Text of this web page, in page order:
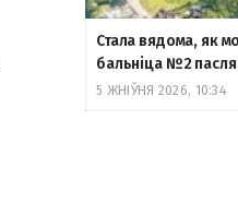
Стала вядома, як
бальніца №2
5 ЖНІЎНЯ 2026, 10:34